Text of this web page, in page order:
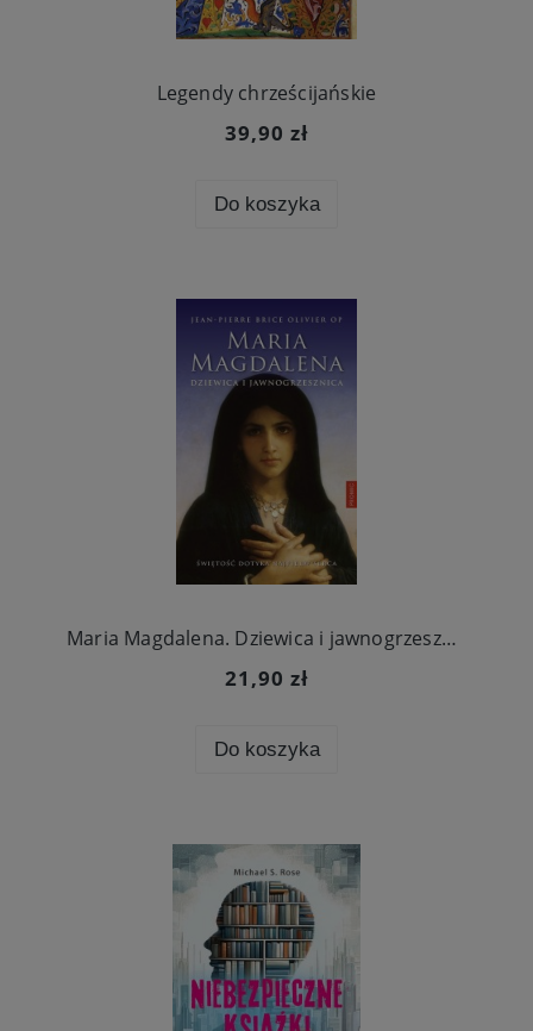
Legendy chrześcijańskie
39,90 zł
Do koszyka
Maria Magdalena. Dziewica i jawnogrzesznica
21,90 zł
Do koszyka
Zapisz się na newsletter i otrzymaj
10% rabatuna pierwsze zakupy!